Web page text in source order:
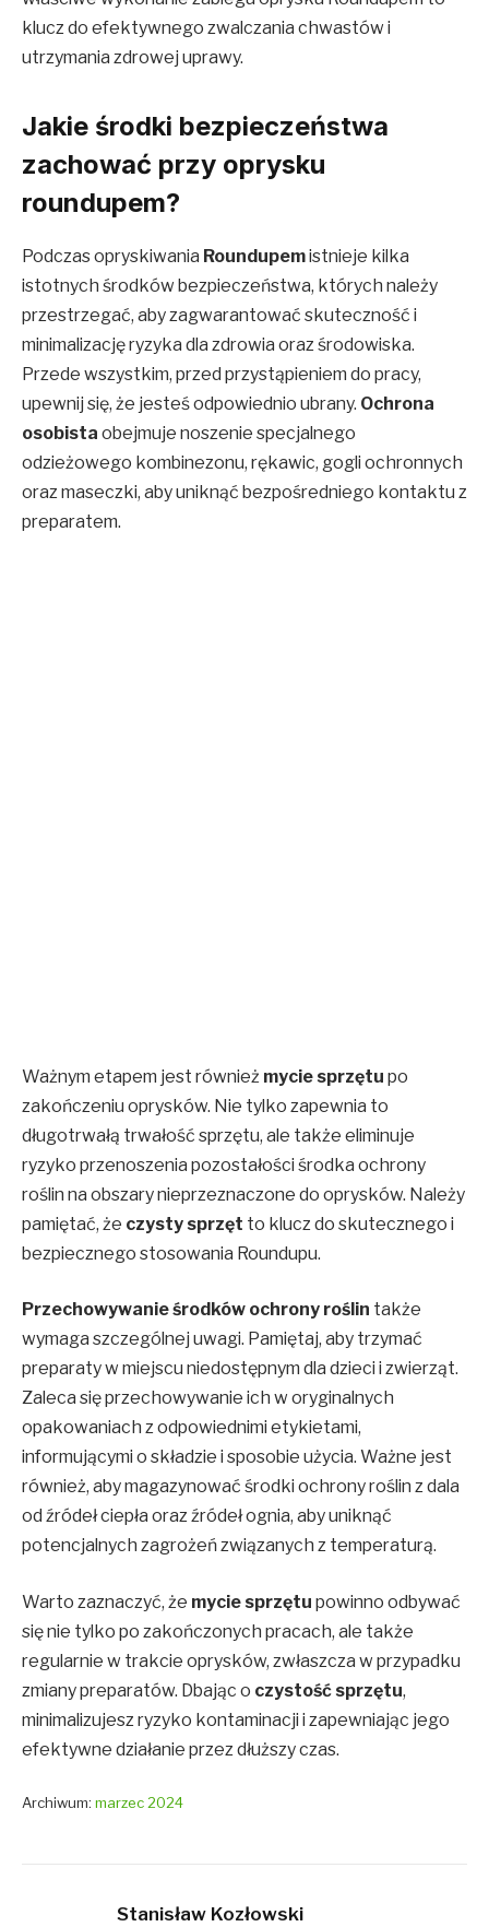
klucz do efektywnego zwalczania chwastów i
utrzymania zdrowej uprawy.
Jakie środki bezpieczeństwa
zachować przy oprysku
roundupem?
Podczas opryskiwania Roundupemistnieje kilka
istotnych środków bezpieczeństwa, których należy
przestrzegać, aby zagwarantować skuteczność i
minimalizację ryzyka dla zdrowia oraz środowiska.
Przede wszystkim, przed przystąpieniem do pracy,
upewnij się, że jesteś odpowiednio ubrany. Ochrona
osobista obejmuje noszenie specjalnego
odzieżowego kombinezonu, rękawic, gogli ochronnych
oraz maseczki, aby uniknąć bezpośredniego kontaktu z
preparatem.
Ważnym etapem jest również mycie sprzętu po
zakończeniu oprysków. Nie tylko zapewnia to
długotrwałą trwałość sprzętu, ale także eliminuje
ryzyko przenoszenia pozostałości środka ochrony
roślin na obszary nieprzeznaczone do oprysków. Należy
pamiętać, że czysty sprzęt to klucz do skutecznego i
bezpiecznego stosowania Roundupu.
Przechowywanie środków ochrony roślin także
wymaga szczególnej uwagi. Pamiętaj, aby trzymać
preparaty w miejscu niedostępnym dla dzieci i zwierząt.
Zaleca się przechowywanie ich w oryginalnych
opakowaniach z odpowiednimi etykietami,
informującymi o składzie i sposobie użycia. Ważne jest
również, aby magazynować środki ochrony roślin z dala
od źródeł ciepła oraz źródeł ognia, aby uniknąć
potencjalnych zagrożeń związanych z temperaturą.
Warto zaznaczyć, że mycie sprzętu powinno odbywać
się nie tylko po zakończonych pracach, ale także
regularnie w trakcie oprysków, zwłaszcza w przypadku
zmiany preparatów. Dbając o czystość sprzętu,
minimalizujesz ryzyko kontaminacji i zapewniając jego
efektywne działanie przez dłuższy czas.
Archiwum: marzec 2024
Stanisław Kozłowski